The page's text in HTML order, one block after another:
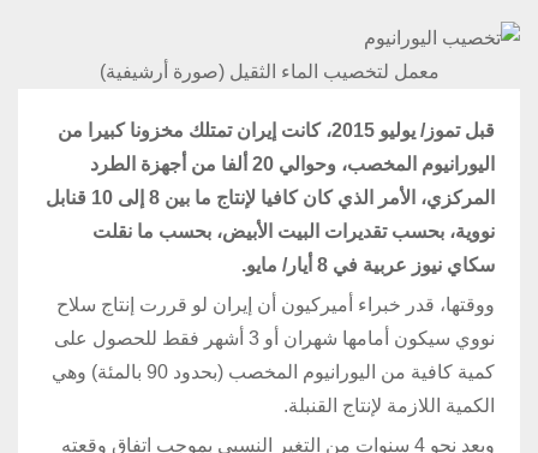
معمل لتخصيب الماء الثقيل (صورة أرشيفية)
قبل تموز/ يوليو 2015، كانت إيران تمتلك مخزونا كبيرا من
اليورانيوم المخصب، وحوالي 20 ألفا من أجهزة الطرد
المركزي، الأمر الذي كان كافيا لإنتاج ما بين 8 إلى 10 قنابل
نووية، بحسب تقديرات البيت الأبيض، بحسب ما نقلت
سكاي نيوز عربية في 8 أيار/ مايو.
ووقتها، قدر خبراء أميركيون أن إيران لو قررت إنتاج سلاح
نووي سيكون أمامها شهران أو 3 أشهر فقط للحصول على
كمية كافية من اليورانيوم المخصب (بحدود 90 بالمئة) وهي
الكمية اللازمة لإنتاج القنبلة.
وبعد نحو 4 سنوات من التغير النسبي بموجب اتفاق وقعته